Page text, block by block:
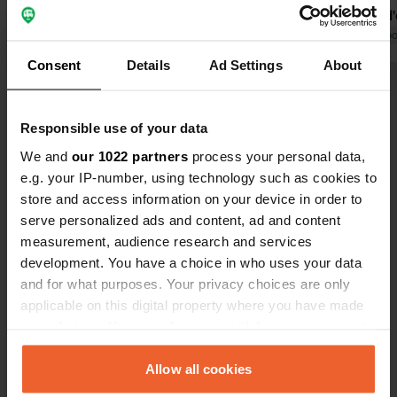
Consent Details Ad Settings About
Responsible use of your data
We and our 1022 partners process your personal data,
e.g. your IP-number, using technology such as cookies to
store and access information on your device in order to
serve personalized ads and content, ad and content
measurement, audience research and services
development. You have a choice in who uses your data
and for what purposes. Your privacy choices are only
applicable on this digital property where you have made
any time from the Cookie Declaration or by clicking on
the Privacy trigger icon.Allow all cookies
croissants le matin) est à votre
un chariot de poisson frais est arrivé.
les sanitaires sont typiquement
italiens (rudimentaires) et
relativement propres. Le camping
dispose d'une petite épicerie et d'un
primeur. En haute saison, des
animations italiennes sont également
proposées.
beaucoup
douches
restaurant
Nous
un
interdit
de vélo de
Traduit par
Contact
Località Defensola
71019, Vieste, Italie